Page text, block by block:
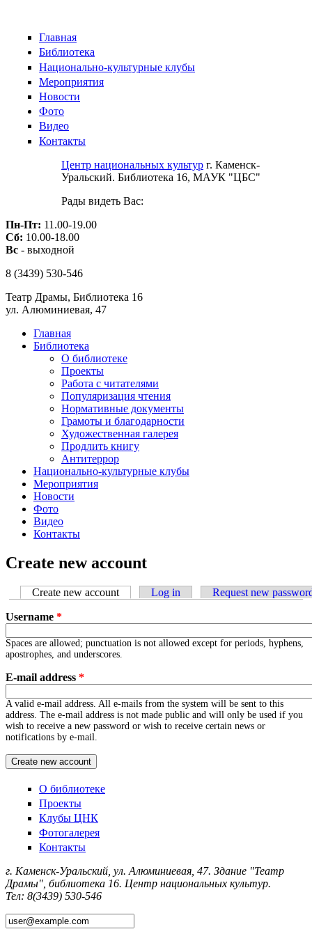
Главная
Библиотека
Национально-культурные клубы
Мероприятия
Новости
Фото
Видео
Контакты
Центр национальных культур г. Каменск-
Уральский. Библиотека 16, МАУК "ЦБС"
Рады видеть Вас:
Пн-Пт: 11.00-19.00
Сб: 10.00-18.00
Вс - выходной
8 (3439) 530-546
Театр Драмы, Библиотека 16
ул. Алюминиевая, 47
Главная
Библиотека
О библиотеке
Проекты
Работа с читателями
Популяризация чтения
Нормативные документы
Грамоты и благодарности
Художественная галерея
Продлить книгу
Антитеррор
Национально-культурные клубы
Мероприятия
Новости
Фото
Видео
Контакты
Create new account
Primary tabs
Create new account (active tab)
Log in Request new
Username *
Spaces are allowed; punctuation is not allowed except for periods, hyphens,
apostrophes, and underscores.
E-mail address *
A valid e-mail address. All e-mails from the system will be sent to this
address. The e-mail address is not made public and will only be used if you
wish to receive a new password or wish to receive certain news or
notifications by e-mail.
О библиотеке
Проекты
Клубы ЦНК
Фотогалерея
Контакты
г. Каменск-Уральский, ул. Алюминиевая, 47. Здание "Театр
Драмы", библиотека 16. Центр национальных культур.
Тел: 8(3439) 530-546